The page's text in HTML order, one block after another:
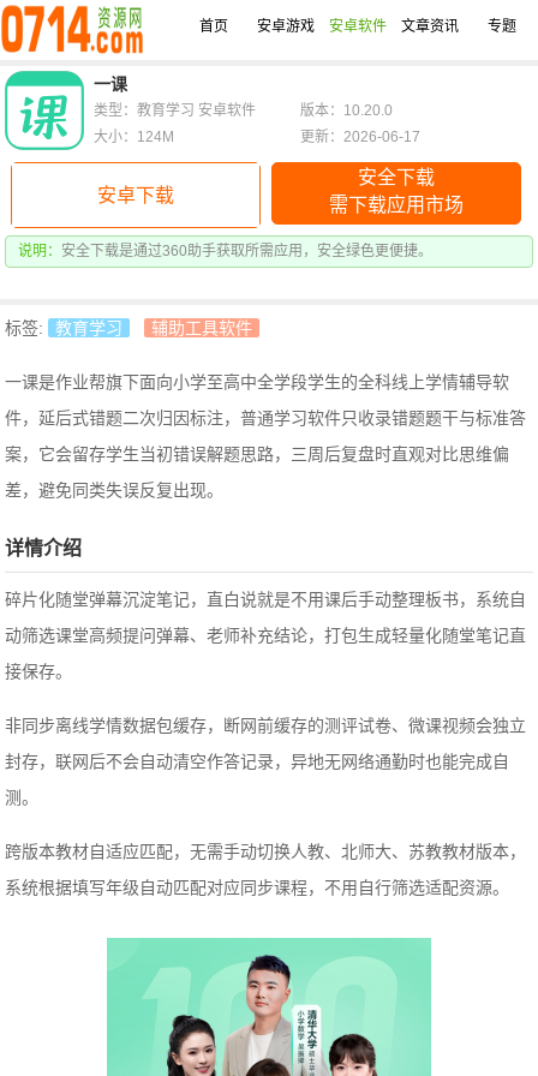
首页 安卓游戏 安卓软件 文章资讯 专题
一课
安卓下载
安全下载
需下载应用市场
说明： 安全下载是通过360助手获取所需应用，安全绿色更便捷。
类型：教育学习 安卓软件
版本：10.20.0
大小：124M
更新：2026-06-17
标签: 教育学习 辅助工具软件
一课是作业帮旗下面向小学至高中全学段学生的全科线上学情辅导软
件，延后式错题二次归因标注，普通学习软件只收录错题题干与标准答
案，它会留存学生当初错误解题思路，三周后复盘时直观对比思维偏
差，避免同类失误反复出现。
详情介绍
碎片化随堂弹幕沉淀笔记，直白说就是不用课后手动整理板书，系统自
动筛选课堂高频提问弹幕、老师补充结论，打包生成轻量化随堂笔记直
接保存。
非同步离线学情数据包缓存，断网前缓存的测评试卷、微课视频会独立
封存，联网后不会自动清空作答记录，异地无网络通勤时也能完成自
测。
跨版本教材自适应匹配，无需手动切换人教、北师大、苏教教材版本，
系统根据填写年级自动匹配对应同步课程，不用自行筛选适配资源。